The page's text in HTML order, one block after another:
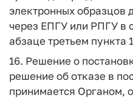
электронных образцов
через ЕПГУ или РПГУ в
абзаце третьем пункта
16. Решение о
решение об отказе в
принимается Органом,